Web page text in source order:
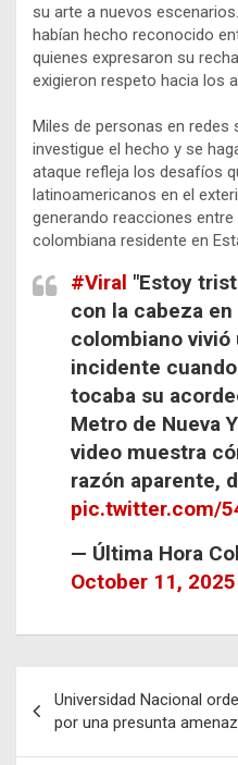
su arte a nuevos
habían hecho reconocido
quienes expresaron su
exigieron respeto hacia los
Miles de personas en redes
investigue el hecho y se
ataque refleja los desafíos
latinoamericanos en el
generando reacciones
colombiana residente en
#Viral "Estoy
con la cabeza
colombiano vivió
incidente
tocaba su
Metro de Nueva
video muestra
razón aparente,
pic.twitter.com/
— Última Hora
October 11, 2025
de
entradas
Universidad Nacional
por una presunta